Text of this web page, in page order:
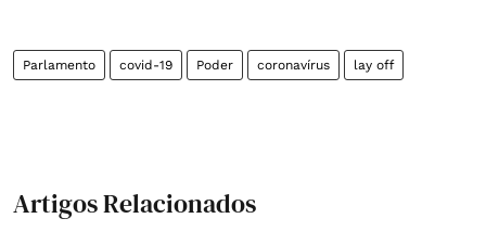
Parlamento covid-19 Poder coronavírus lay off
Artigos Relacionados